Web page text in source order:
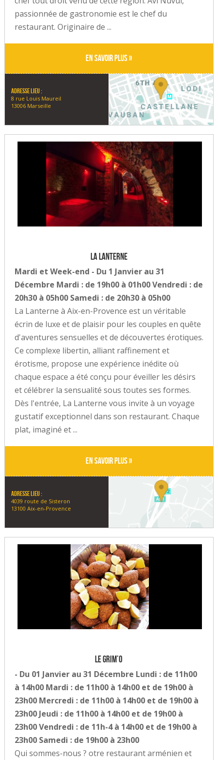
passionnée de gastronomie est le chef du
restaurant. Originaire de ...
En savoir plus »
Adresse lieu :
8 rue Louis Maureil
13006 Marseille
La Lanterne
Mardi et Week-end - Du 1 Janvier au 31
Décembre Mardi : de 19h00 à 01h00 Vendredi : de
20h30 à 05h00 Samedi : de 20h30 à 05h00
La Lanterne à Aix-en-Provence est un véritable
écrin de luxe et de plaisir pour les couples en quête
d'aventures sensuelles et de découvertes érotiques.
Ce complexe libertin, alliant raffinement et
érotisme, propose une expérience inédite où
chaque espace a été conçu pour éveiller les désirs
et célébrer la sensualité sous toutes ses formes.
Dès l'entrée, La Lanterne vous invite à un voyage
gustatif exceptionnel dans son restaurant. Chaque
plat, imaginé et ...
En savoir plus »
Adresse lieu :
4039 route de Sisteron
13100 Aix-en-Provence
Le Grim’o
- Du 01 Janvier au 31 Décembre Lundi : de 11h00
à 14h00 Mardi : de 11h00 à 14h00 et de 19h00 à
23h00 Mercredi : de 11h00 à 14h00 et de 19h00 à
23h00 Jeudi : de 11h00 à 14h00 et de 19h00 à
23h00 Vendredi : de 11h-4 à 14h00 et de 19h00 à
23h00 Samedi : de 19h00 à 23h00
Qui sommes-nous ? otre restaurant arménien et